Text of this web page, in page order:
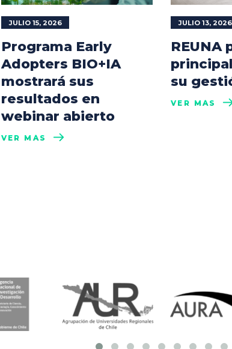
JULIO 15, 2026
Programa Early
Adopters BIO+IA
mostrará sus
resultados en
webinar abierto
VER MÁS
JULIO 13, 2026
REUNA
su
VER MÁS